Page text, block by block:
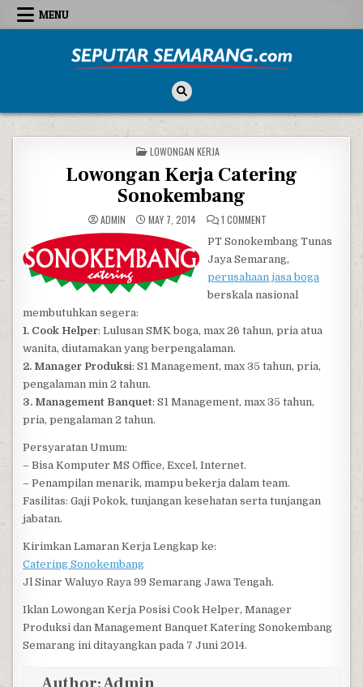
Skip to content
MENU
POSTED IN
LOWONGAN KERJA
Lowongan Kerja Catering
Sonokembang
ADMIN MAY 7, 2014 1 COMMENT
PT Sonokembang Tunas
Jaya Semarang,
perusahaan jasa boga
berskala nasional
membutuhkan segera:
1. Cook Helper: Lulusan SMK boga, max 26 tahun, pria atua
wanita, diutamakan yang berpengalaman.
2. Manager Produksi: S1 Management, max 35 tahun, pria,
pengalaman min 2 tahun.
3. Management Banquet: S1 Management, max 35 tahun,
pria, pengalaman 2 tahun.
Persyaratan Umum:
– Bisa Komputer MS Office, Excel, Internet.
– Penampilan menarik, mampu bekerja dalam team.
Fasilitas: Gaji Pokok, tunjangan kesehatan serta tunjangan
jabatan.
Kirimkan Lamaran Kerja Lengkap ke:
Catering Sonokembang
Jl Sinar Waluyo Raya 99 Semarang Jawa Tengah.
Iklan Lowongan Kerja Posisi Cook Helper, Manager
Produksi dan Management Banquet Katering Sonokembang
Semarang ini ditayangkan pada 7 Juni 2014.